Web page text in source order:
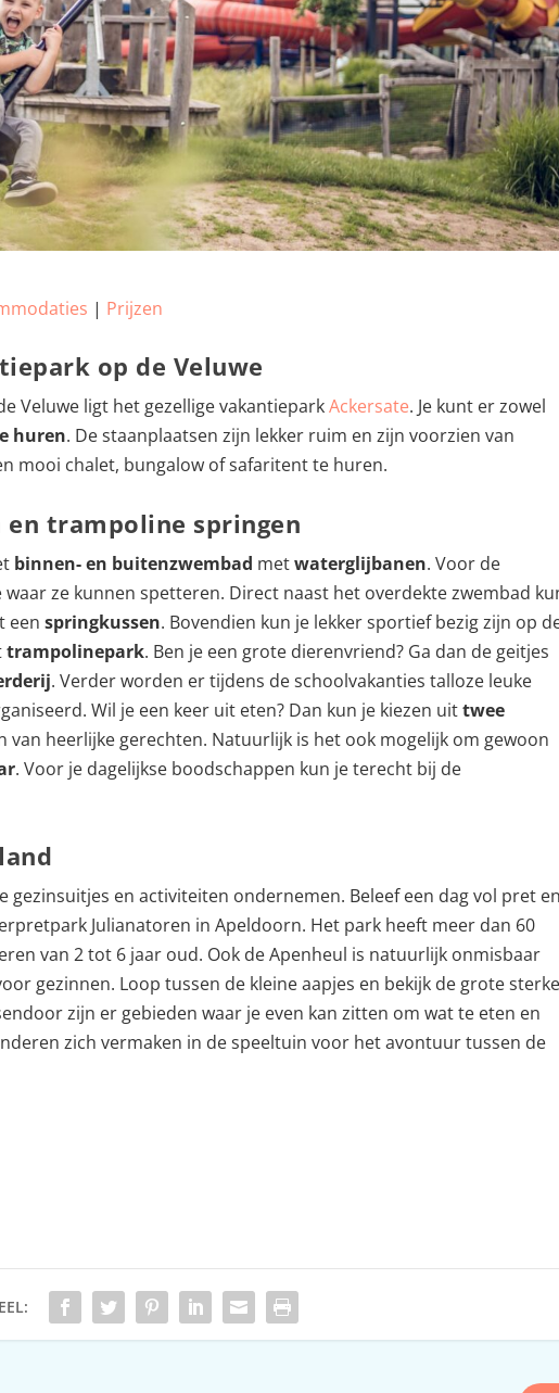
| Prijzen
op de Veluwe
Veluwe ligt het gezellige vakantieparkAckersate. Je kunt er zowel
huren. De staanplaatsen zijn lekker ruim en zijn voorzien van
mooi chalet, bungalow of safaritent te huren.
trampoline springen
binnen- en buitenzwembad metwaterglijbanen. Voor de
ze kunnen spetteren. Direct naast het overdekte zwembad
eenspringkussen. Bovendien kun je lekker sportief bezig zijn op
trampolinepark. Ben je een grote dierenvriend? Ga dan de geitjes
. Verder worden er tijdens de schoolvakanties talloze leuke
Wil je een keer uit eten? Dan kun je kiezen uittwee
van heerlijke gerechten. Natuurlijk is het ook mogelijk om gewoon
. Voor je dagelijkse boodschappen kun je terecht bij de
gezinsuitjes en activiteiten ondernemen. Beleef een dag vol pret
Julianatoren in Apeldoorn. Het park heeft meer dan 60
van 2 tot 6 jaar oud. Ook de Apenheul is natuurlijk onmisbaar
gezinnen. Loop tussen de kleine aapjes en bekijk de grote
zijn er gebieden waar je even kan zitten om wat te eten en
zich vermaken in de speeltuin voor het avontuur tussen de